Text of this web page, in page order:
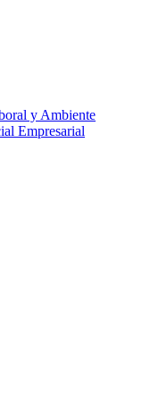
y Ambiente
Empresarial